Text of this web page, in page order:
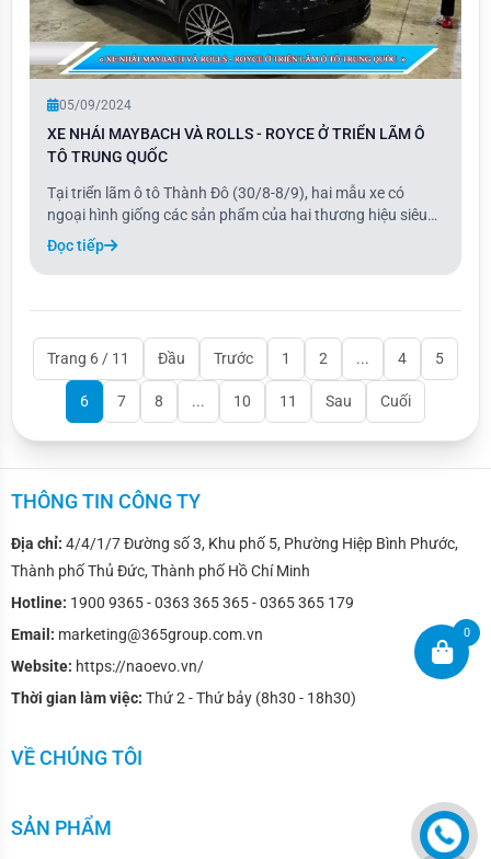
05/09/2024
XE NHÁI MAYBACH VÀ ROLLS - ROYCE Ở TRIỂN LÃM Ô
TÔ TRUNG QUỐC
Tại triển lãm ô tô Thành Đô (30/8-8/9), hai mẫu xe có
ngoại hình giống các sản phẩm của hai thương hiệu siêu
sang nhưng với kích thước nhỏ hơn đã thu hút sự chú ý.
Đáng chú ý là mẫu xe Phantom mini, với thiết kế trông như
một chiếc Rolls-Royce thực thụ.
Đọc tiếp
Trang 6 / 11 Đầu Trước 1 2 ... 4 5
6 7 8 ... 10 11 Sau Cuối
THÔNG TIN CÔNG TY
Địa chỉ: 4/4/1/7 Đường số 3, Khu phố 5, Phường Hiệp Bình Phước,
Thành phố Thủ Đức, Thành phố Hồ Chí Minh
Hotline: 1900 9365 - 0363 365 365 - 0365 365 179
Email: marketing@365group.com.vn
Website: https://naoevo.vn/
Thời gian làm việc: Thứ 2 - Thứ bảy (8h30 - 18h30)
VỀ CHÚNG TÔI
SẢN PHẨM
0